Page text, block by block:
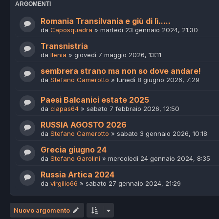
ARGOMENTI
Romania Transilvania e giù di lì.....
da Caposquadra » martedì 23 gennaio 2024, 21:30
Transnistria
da Ilenia » giovedì 7 maggio 2026, 13:11
sembrera strano ma non so dove andare!
da Stefano Camerotto » lunedì 8 giugno 2026, 7:29
Paesi Balcanici estate 2025
da clapas64 » sabato 7 febbraio 2026, 12:50
RUSSIA AGOSTO 2026
da Stefano Camerotto » sabato 3 gennaio 2026, 10:18
Grecia giugno 24
da Stefano Garolini » mercoledì 24 gennaio 2024, 8:35
Russia Artica 2024
da virgilio66 » sabato 27 gennaio 2024, 21:29
Nuovo argomento